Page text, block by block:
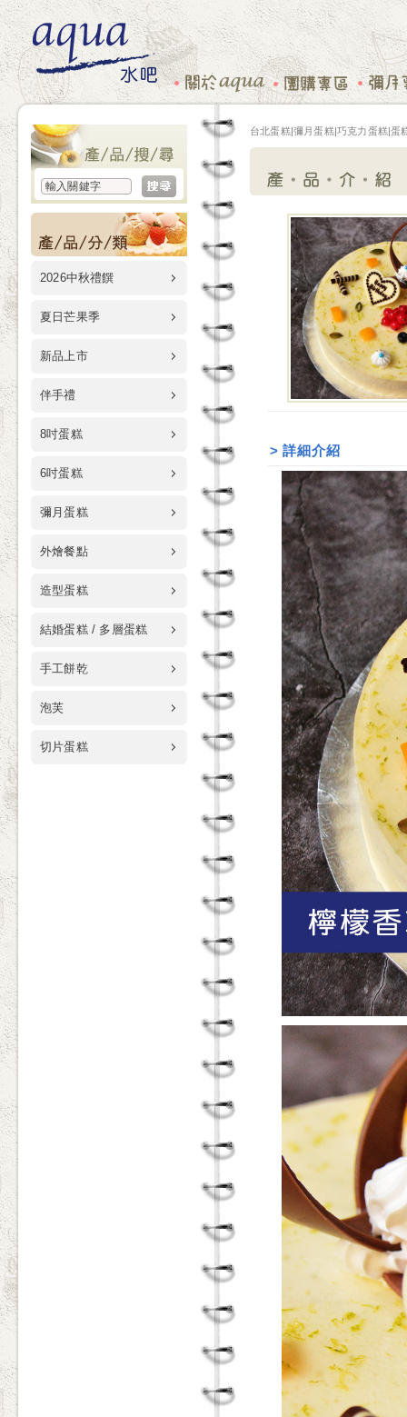
2026中秋禮饌
夏日芒果季
新品上市
伴手禮
8吋蛋糕
6吋蛋糕
彌月蛋糕
外燴餐點
造型蛋糕
結婚蛋糕 / 多層蛋糕
手工餅乾
泡芙
切片蛋糕
台北蛋糕|彌月蛋糕|巧克力蛋糕|蛋
> 詳細介紹